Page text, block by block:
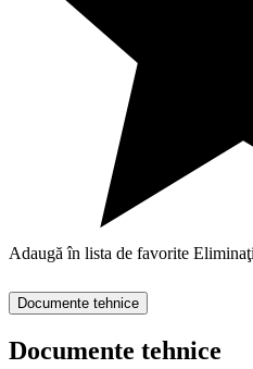
Adaugă în lista de favorite
Documente tehnice
Documente tehnice